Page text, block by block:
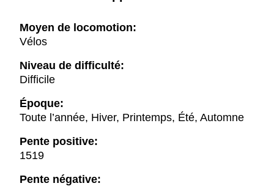
Moyen de locomotion:
Vélos
Niveau de difficulté:
Difficile
Époque:
Toute l’année, Hiver, Printemps, Été, Automne
Pente positive:
1519
Pente négative: